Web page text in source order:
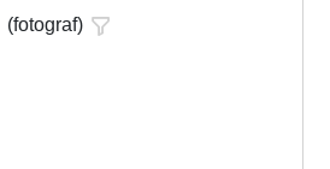
(fotograf)